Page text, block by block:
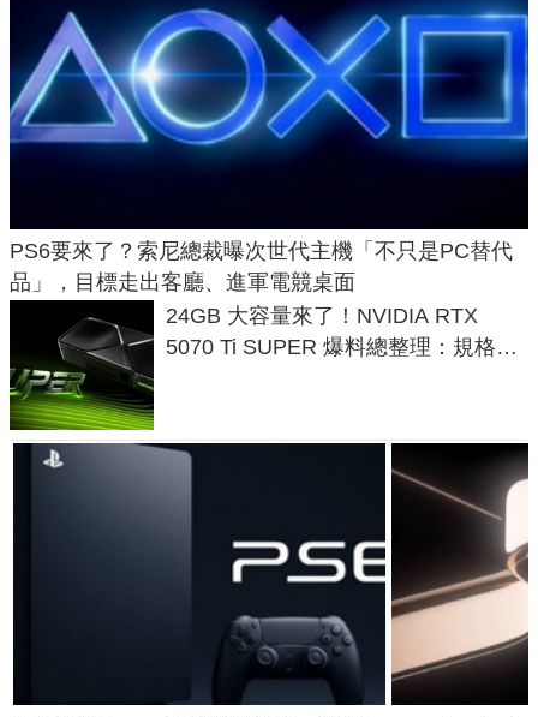
PS6要來了？索尼總裁曝次世代主機「不只是PC替代
品」，目標走出客廳、進軍電競桌面
24GB 大容量來了！NVIDIA RTX
5070 Ti SUPER 爆料總整理：規格、